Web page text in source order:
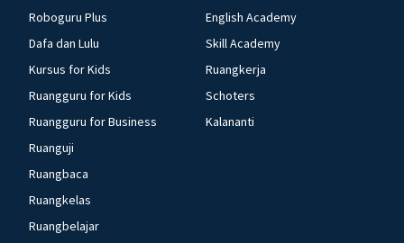
Roboguru Plus
Dafa dan Lulu
Kursus for Kids
Ruangguru for Kids
Ruangguru for Business
Ruanguji
Ruangbaca
Ruangkelas
Ruangbelajar
English Academy
Skill Academy
Ruangkerja
Schoters
Kalananti